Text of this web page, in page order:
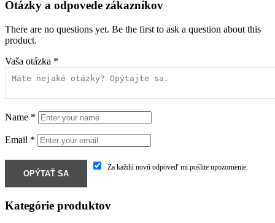
Otázky a odpovede zákazníkov
There are no questions yet. Be the first to ask a question about this
product.
Vaša otázka *
Name *
Email *
Za každú novú odpoveď mi pošlite upozornenie.
Kategórie produktov